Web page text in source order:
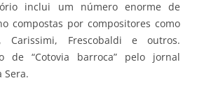
inclui um número enorme de
compostas por compositores como
Carissimi, Frescobaldi e outros.
de “Cotovia barroca” pelo jornal
Sera.